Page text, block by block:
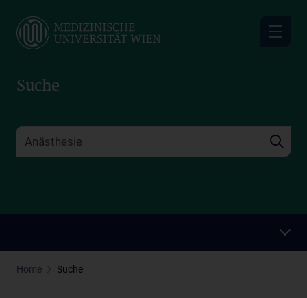
main
Suche
Home Suche